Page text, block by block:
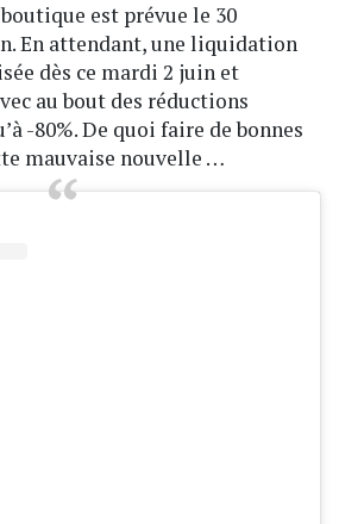
est prévue le 30
En attendant, une liquidation
dès ce mardi 2 juin et
au bout des réductions
-80%. De quoi faire de bonnes
mauvaise nouvelle …